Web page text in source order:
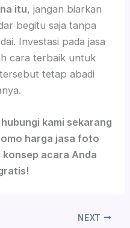
itu, jangan biarkan
begitu saja tanpa
Investasi pada jasa
cara terbaik untuk
tetap abadi
kami sekarang
harga jasa foto
acara Anda
NEXT